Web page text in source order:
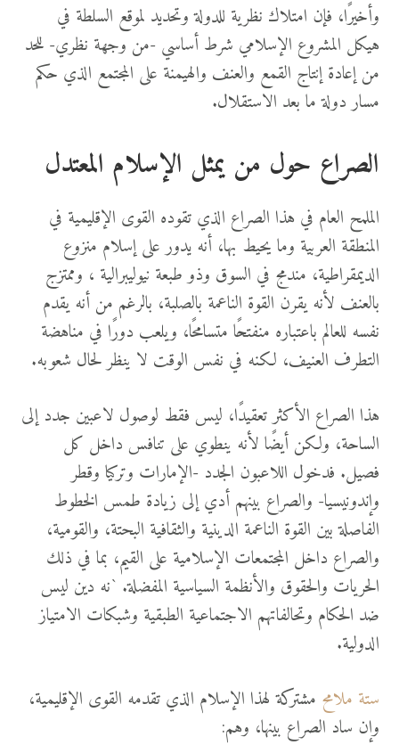
وأخيرًا، فإن امتلاك نظرية للدولة وتحديد لموقع السلطة في
هيكل المشروع الإسلامي شرط أساسي -من وجهة نظري- للحد
من إعادة إنتاج القمع والعنف والهيمنة على المجتمع الذي حكم
مسار دولة ما بعد الاستقلال.
الصراع حول من يمثل الإسلام المعتدل
الملمح العام في هذا الصراع الذي تقوده القوى الإقليمية في
المنطقة العربية وما يحيط بها، أنه يدور على إسلام منزوع
الديمقراطية، مندمج في السوق وذو طبعة نيوليبرالية ، وممتزج
بالعنف لأنه يقرن القوة الناعمة بالصلبة، بالرغم من أنه يقدم
نفسه للعالم باعتباره منفتحًا متسامحًا، ويلعب دورًا في مناهضة
التطرف العنيف، لكنه في نفس الوقت لا ينظر لحال شعوبه.
هذا الصراع الأكثر تعقيدًا، ليس فقط لوصول لاعبين جدد إلى
الساحة، ولكن أيضًا لأنه ينطوي على تنافس داخل كل
فصيل. فدخول اللاعبون الجدد -الإمارات وتركيا وقطر
وإندونيسيا- والصراع بينهم أدي إلى زيادة طمس الخطوط
الفاصلة بين القوة الناعمة الدينية والثقافية البحتة، والقومية،
والصراع داخل المجتمعات الإسلامية على القيم، بما في ذلك
الحريات والحقوق والأنظمة السياسية المفضلة. `نه دين ليس
ضد الحكام وتحالفاتهم الاجتماعية الطبقية وشبكات الامتياز
الدولية.
ستة ملامح مشتركة لهذا الإسلام الذي تقدمه القوى الإقليمية،
وإن ساد الصراع بينها، وهم: